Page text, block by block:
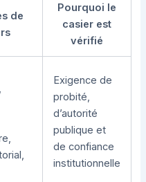
de
Pourquoi le
casier est
vérifié
Exigence de
probité,
d’autorité
publique et
de confiance
institutionnelle